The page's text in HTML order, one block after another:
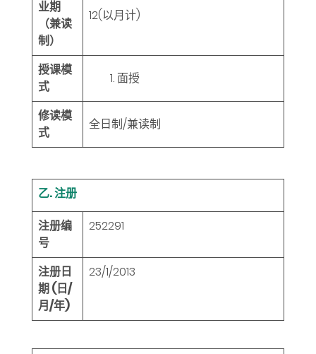
业期
（兼读
制）
12(以月计)
授课模
式
面授
修读模
式
全日制/兼读制
乙. 注册
注册编
号
252291
注册日
期 (日/
月/年)
23/1/2013